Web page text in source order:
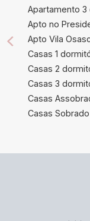
Apartamento
Apto no
Apto Vila
Casas 1
Casas 2
Casas 3
Casas
Casas Sobrado